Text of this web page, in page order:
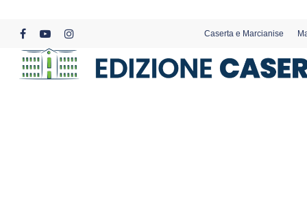
content
facebookyoutubeinstagram
Caserta e Marcianise